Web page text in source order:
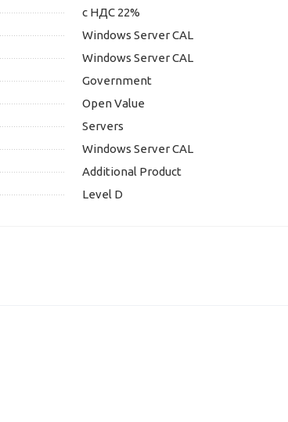
с НДС 22%
Windows Server CAL
Windows Server CAL
Government
Open Value
Servers
Windows Server CAL
Additional Product
Level D